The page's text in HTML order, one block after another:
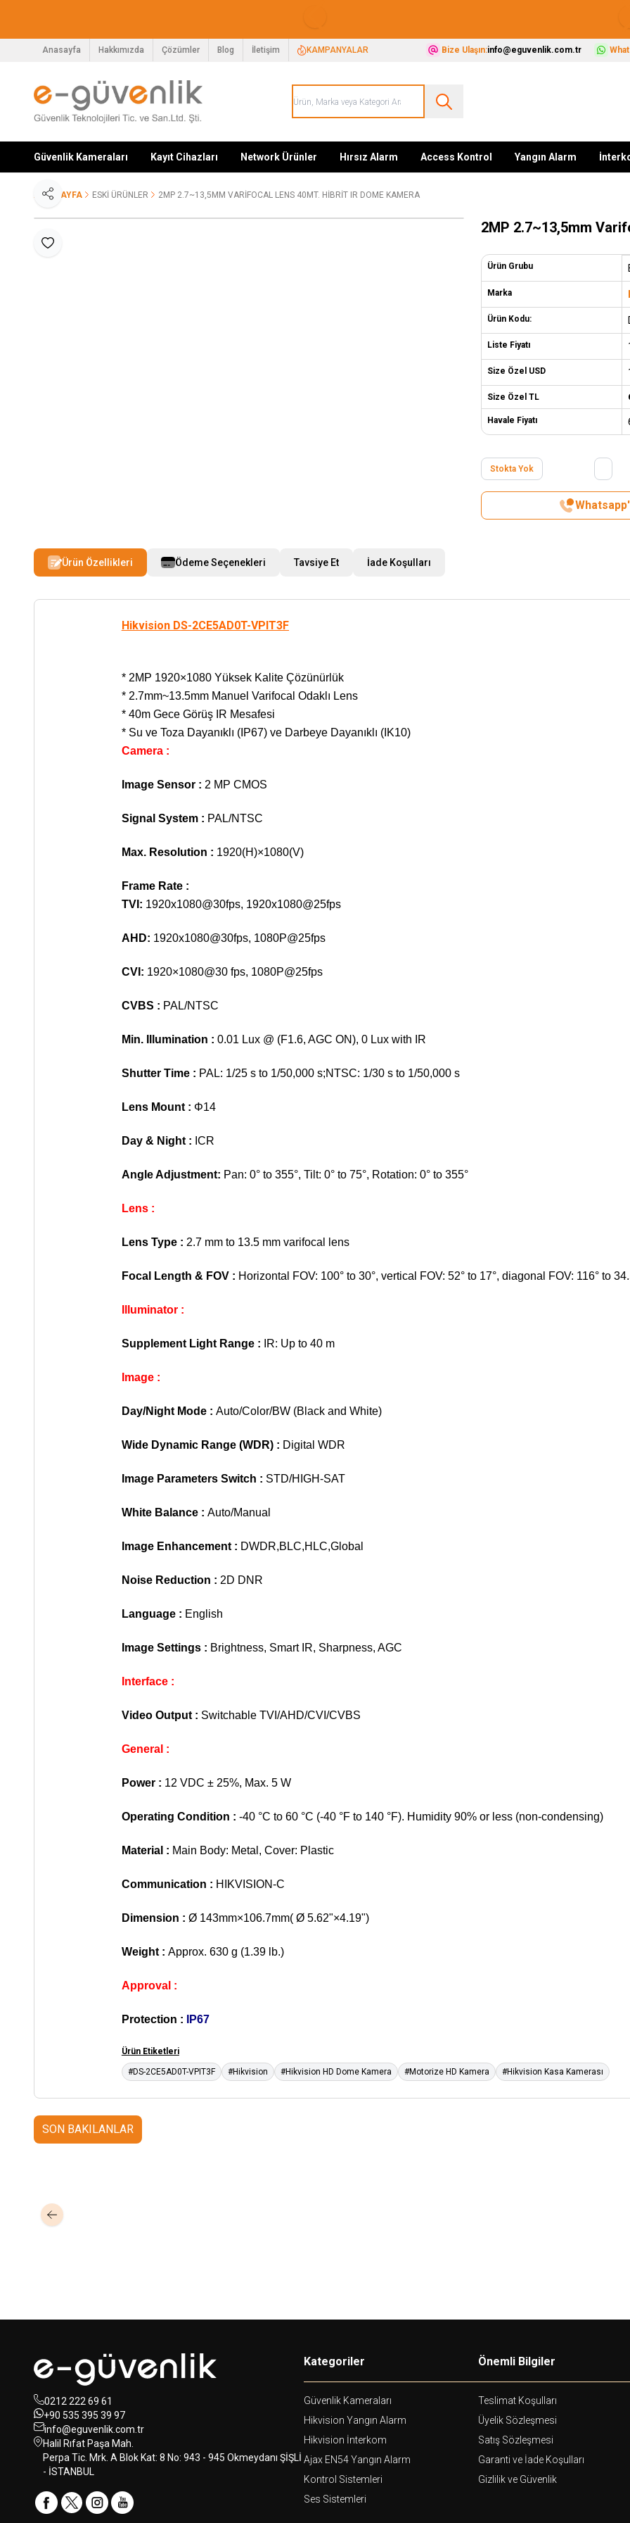
Anasayfa Hakkımızda Çözümler Blog İletişim KAMPANYALAR Bize Ulaşın:info@eguvenlik.com.tr
Güvenlik Kameraları Kayıt Cihazları Network Ürünler Hırsız Alarm Access Kontrol Yangın Alarm
ANA SAYFA ESKİ ÜRÜNLER 2MP 2.7~13,5MM VARIFOCAL LENS 40MT. HIBRIT IR DOME KAMERA
Favoriye Ekle
Paylaş
2MP 2.7~13,5mm
Ürün Grubu
Marka
Ürün Kodu:
Liste Fiyatı
Size Özel USD
Size Özel TL
Havale Fiyatı
Stokta Yok
Ürün Özellikleri Ödeme Seçenekleri Tavsiye Et İade Koşulları
Hikvision DS-2CE5AD0T-VPIT3F
* 2MP 1920×1080 Yüksek Kalite Çözünürlük
* 2.7mm~13.5mm Manuel Varifocal Odaklı Lens
* 40m Gece Görüş IR Mesafesi
* Su ve Toza Dayanıklı (IP67) ve Darbeye Dayanıklı (IK10)
Camera :
Image Sensor : 2 MP CMOS
Signal System : PAL/NTSC
Max. Resolution : 1920(H)×1080(V)
Frame Rate :
TVI: 1920x1080@30fps, 1920x1080@25fps
AHD: 1920x1080@30fps, 1080P@25fps
CVI: 1920×1080@30 fps, 1080P@25fps
CVBS : PAL/NTSC
Min. Illumination : 0.01 Lux @ (F1.6, AGC ON), 0 Lux with IR
Shutter Time : PAL: 1/25 s to 1/50,000 s;NTSC: 1/30 s to 1/50,000 s
Lens Mount : Φ14
Day & Night : ICR
Angle Adjustment: Pan: 0° to 355°, Tilt: 0° to 75°, Rotation: 0° to 355°
Lens :
Lens Type : 2.7 mm to 13.5 mm varifocal lens
Focal Length & FOV : Horizontal FOV: 100° to 30°, vertical FOV: 52° to 17°, diagonal FOV: 116° to
Illuminator :
Supplement Light Range : IR: Up to 40 m
Image :
Day/Night Mode : Auto/Color/BW (Black and White)
Wide Dynamic Range (WDR) : Digital WDR
Image Parameters Switch : STD/HIGH-SAT
White Balance : Auto/Manual
Image Enhancement : DWDR,BLC,HLC,Global
Noise Reduction : 2D DNR
Language : English
Image Settings : Brightness, Smart IR, Sharpness, AGC
Interface :
Video Output : Switchable TVI/AHD/CVI/CVBS
General :
Power : 12 VDC ± 25%, Max. 5 W
Operating Condition : -40 °C to 60 °C (-40 °F to 140 °F). Humidity 90% or less (non-condensing)
Material : Main Body: Metal, Cover: Plastic
Communication : HIKVISION-C
Dimension : Ø 143mm×106.7mm( Ø 5.62"×4.19")
Weight : Approx. 630 g (1.39 lb.)
Approval :
Protection : IP67
Ürün Etiketleri
#DS-2CE5AD0T-VPIT3F #Hikvision #Hikvision HD Dome Kamera #Motorize HD Kamera #Hikvision Kasa Kamerası
SON BAKILANLAR
0212 222 69 61
+90 535 395 39 97
info@eguvenlik.com.tr
Halil Rıfat Paşa Mah.
Perpa Tic. Mrk. A Blok Kat: 8 No: 943 - 945 Okmeydanı ŞİŞLİ
- İSTANBUL
Kategoriler
Güvenlik Kameraları
Hikvision Yangın Alarm
Hikvision İnterkom
Ajax EN54 Yangın Alarm
Kontrol Sistemleri
Ses Sistemleri
Önemli Bilgiler
Teslimat Koşulları
Üyelik Sözleşmesi
Satış Sözleşmesi
Garanti ve İade Koşulları
Gizlilik ve Güvenlik